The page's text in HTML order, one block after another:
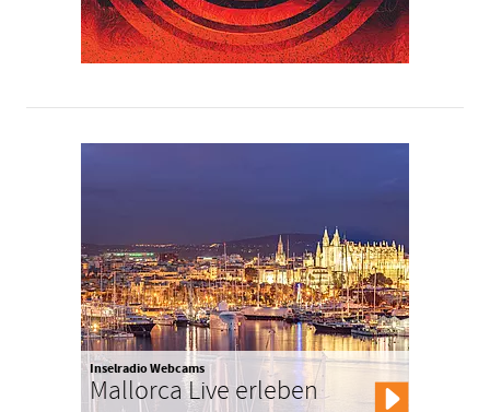
Inselradio Webcams
Mallorca Live erleben